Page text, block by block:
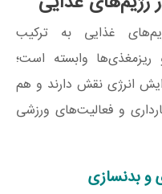
غذایی به ترکیب
ریزمغذی‌ها وابسته است؛
انرژی نقش دارند و هم
و فعالیت‌های ورزشی
و بدنسازی